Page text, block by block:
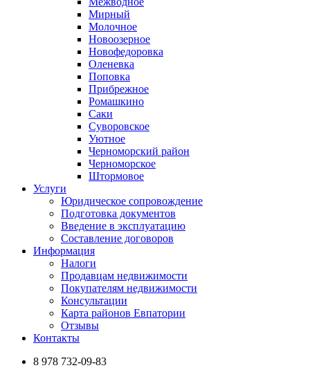
Мирный
Молочное
Новоозерное
Новофедоровка
Оленевка
Поповка
Прибрежное
Ромашкино
Саки
Суворовское
Уютное
Черноморский район
Черноморское
Штормовое
Услуги
Юридическое сопровождение
Подготовка документов
Введение в эксплуатацию
Составление договоров
Информация
Налоги
Продавцам недвижимости
Покупателям недвижимости
Консультации
Карта районов Евпатории
Отзывы
Контакты
8 978 732-09-83